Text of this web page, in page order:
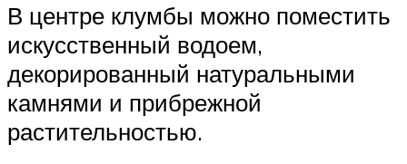
В центре клумбы можно поместить
искусственный водоем,
декорированный натуральными
камнями и прибрежной
растительностью.